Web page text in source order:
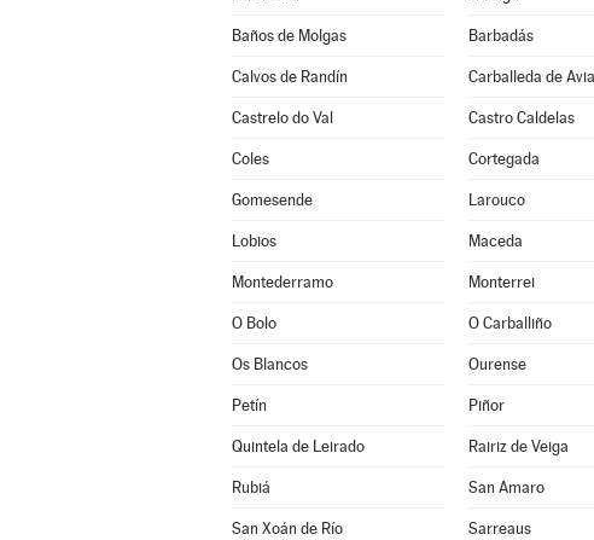
Baños de Molgas Barbadás
Calvos de Randín Carballeda de Avia
Castrelo do Val Castro Caldelas
Coles Cortegada
Gomesende Larouco
Lobios Maceda
Montederramo Monterrei
O Bolo O Carballiño
Os Blancos Ourense
Petín Piñor
Quintela de Leirado Rairiz de Veiga
Rubiá San Amaro
San Xoán de Río Sarreaus